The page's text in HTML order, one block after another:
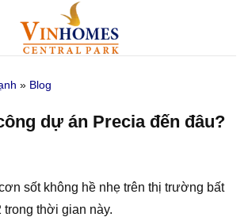
» Blog
dự án Precia đến đâu?
sốt không hề nhẹ trên thị trường bất
trong thời gian này.